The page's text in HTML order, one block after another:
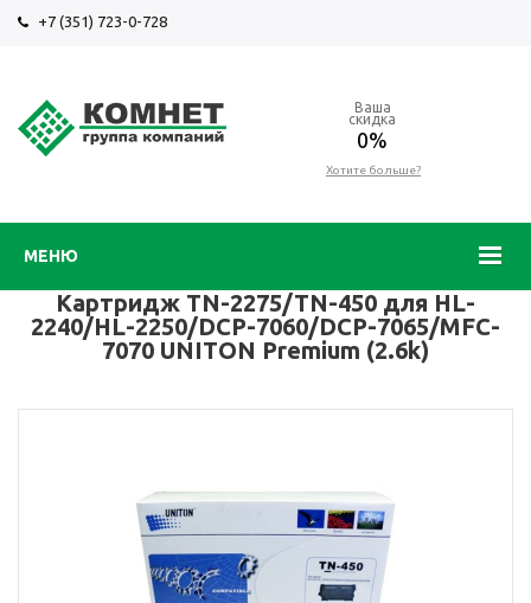
+7 (351) 723-0-728
МЕНЮ
Ваша
скидка
0%
Хотите больше?
Картридж TN-2275/TN-450 для HL-
2240/HL-2250/DCP-7060/DCP-7065/MFC-
7070 UNITON Premium (2.6k)